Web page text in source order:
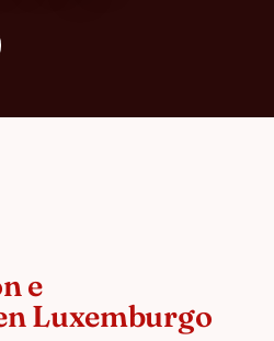
e
Luxemburgo